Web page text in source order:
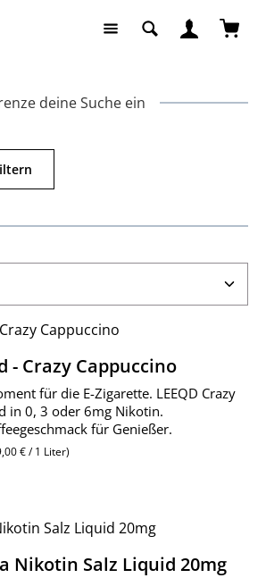
deine Suche ein
- Crazy Cappuccino
für die E-Zigarette. LEEQD Crazy
in 0, 3 oder 6mg Nikotin.
für Genießer.
€ / 1 Liter)
Nikotin Salz Liquid 20mg